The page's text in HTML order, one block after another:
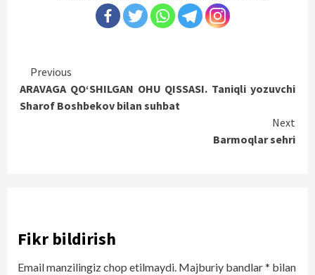
Continue
Reading
Previous
ARAVAGA QO‘SHILGAN OHU QISSASI. Taniqli yozuvchi
Sharof Boshbekov bilan suhbat
Next
Barmoqlar sehri
Fikr bildirish
Email manzilingiz chop etilmaydi. Majburiy bandlar* bilan